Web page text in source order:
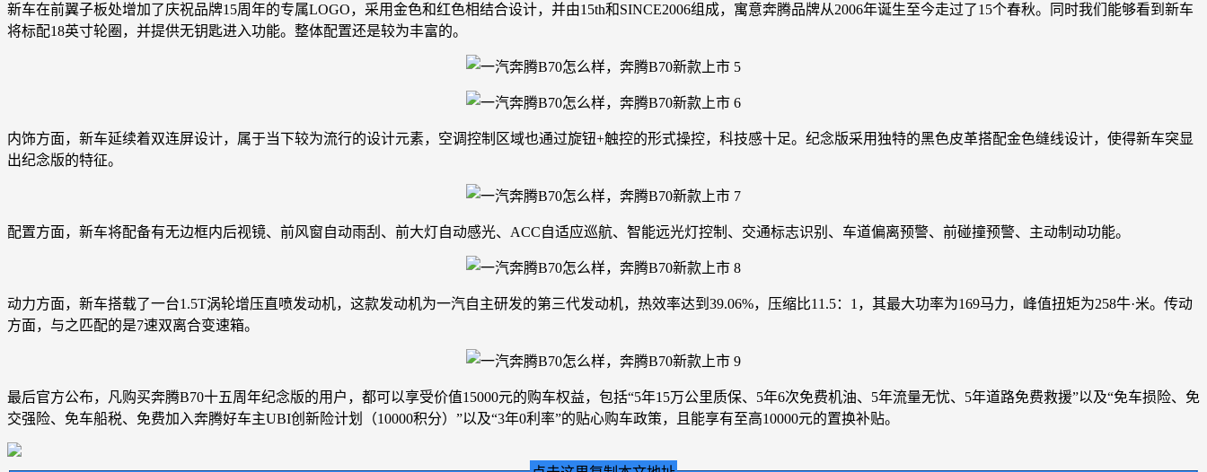
新车在前翼子板处增加了庆祝品牌15周年的专属LOGO，采用金色和红色相结合设计，并由15th和SINCE2006组成，寓意奔腾品牌从2006年诞生至今走过了15个春秋。同时我们能够看到新车
将标配18英寸轮圈，并提供无钥匙进入功能。整体配置还是较为丰富的。
内饰方面，新车延续着双连屏设计，属于当下较为流行的设计元素，空调控制区域也通过旋钮+触控的形式操控，科技感十足。纪念版采用独特的黑色皮革搭配金色缝线设计，使得新车突显
出纪念版的特征。
配置方面，新车将配备有无边框内后视镜、前风窗自动雨刮、前大灯自动感光、ACC自适应巡航、智能远光灯控制、交通标志识别、车道偏离预警、前碰撞预警、主动制动功能。
动力方面，新车搭载了一台1.5T涡轮增压直喷发动机，这款发动机为一汽自主研发的第三代发动机，热效率达到39.06%，压缩比11.5：1，其最大功率为169马力，峰值扭矩为258牛·米。传动
方面，与之匹配的是7速双离合变速箱。
最后官方公布，凡购买奔腾B70十五周年纪念版的用户，都可以享受价值15000元的购车权益，包括“5年15万公里质保、5年6次免费机油、5年流量无忧、5年道路免费救援”以及“免车损险、免
交强险、免车船税、免费加入奔腾好车主UBI创新险计划（10000积分）”以及“3年0利率”的贴心购车政策，且能享有至高10000元的置换补贴。